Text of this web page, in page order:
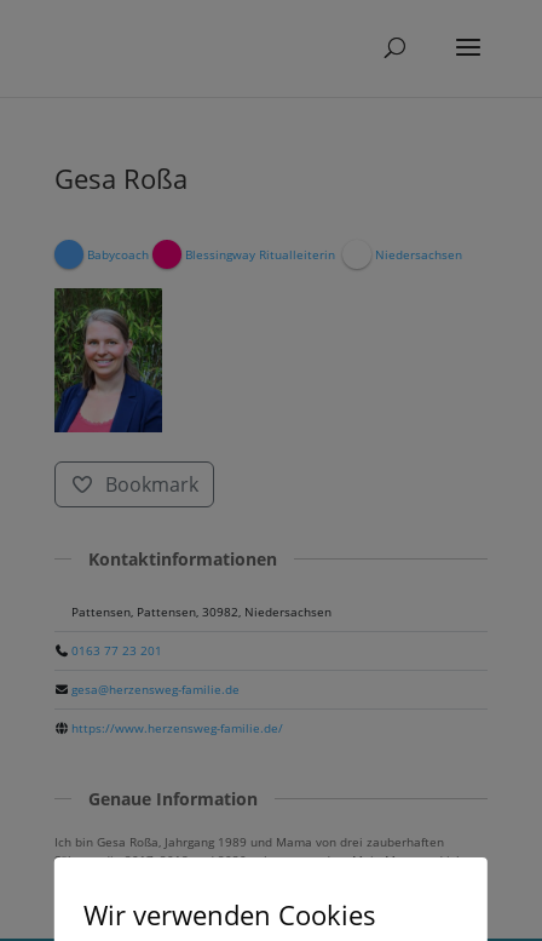
Gesa Roßa
Babycoach Blessingway Ritualleiterin Niedersachsen
Bookmark
Kontaktinformationen
Pattensen, Pattensen, 30982, Niedersachsen
0163 77 23 201
gesa@herzensweg-familie.de
https://www.herzensweg-familie.de/
Genaue Information
Ich bin Gesa Roßa, Jahrgang 1989 und Mama von drei zauberhaften
Söhnen, die 2017, 2018 und 2020 geboren wurden. Mein Mann und ich
Wir verwenden Cookies